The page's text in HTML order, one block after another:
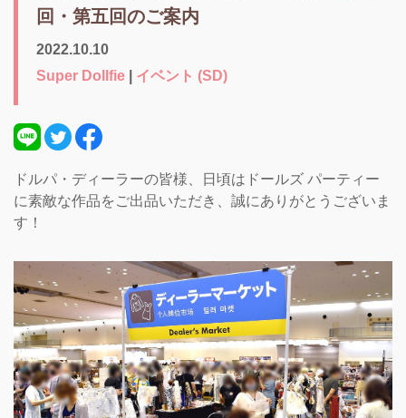
回・第五回のご案内
2022.10.10
Super Dollfie
イベント (SD)
ドルパ・ディーラーの皆様、日頃はドールズ パーティー
に素敵な作品をご出品いただき、誠にありがとうございま
す！